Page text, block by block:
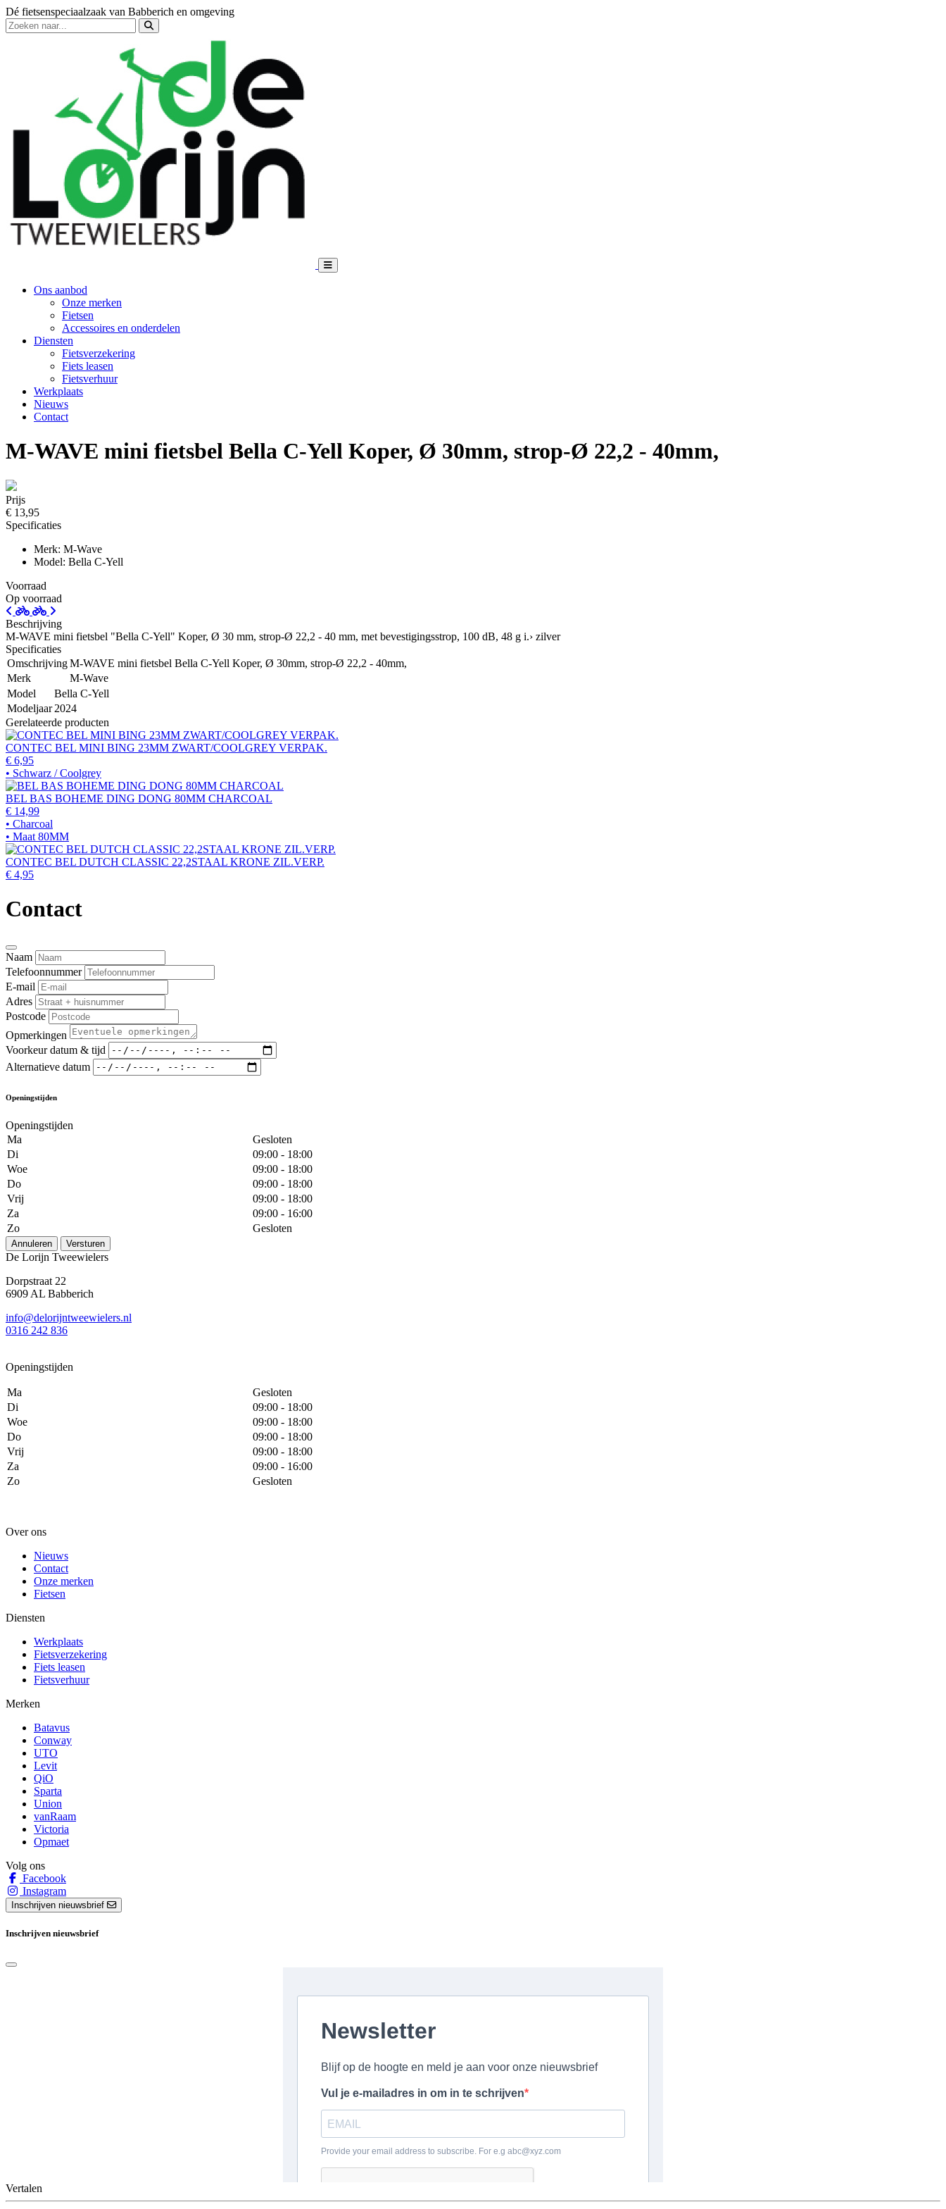
Dé fietsenspeciaalzaak van Babberich en omgeving
Ons aanbod
Onze merken
Fietsen
Accessoires en onderdelen
Diensten
Fietsverzekering
Fiets leasen
Fietsverhuur
Werkplaats
Nieuws
Contact
M-WAVE mini fietsbel Bella C-Yell Koper, Ø 30mm, strop-Ø 22,2 - 40mm,
Prijs
€ 13,95
Specificaties
Merk: M-Wave
Model: Bella C-Yell
Voorraad
Op voorraad
Beschrijving
M-WAVE mini fietsbel "Bella C-Yell" Koper, Ø 30 mm, strop-Ø 22,2 - 40 mm, met bevestigingsstrop, 100 dB, 48 g i.› zilver
Specificaties
OmschrijvingM-WAVE mini fietsbel Bella C-Yell Koper, Ø 30mm, strop-Ø 22,2 - 40mm,
Merk
M-Wave
Model
Bella C-Yell
Modeljaar 2024
Gerelateerde producten
CONTEC BEL MINI BING 23MM ZWART/COOLGREY VERPAK.
€ 6,95
• Schwarz / Coolgrey
BEL BAS BOHEME DING DONG 80MM CHARCOAL
€ 14,99
• Charcoal
• Maat 80MM
CONTEC BEL DUTCH CLASSIC 22,2STAAL KRONE ZIL.VERP.
€ 4,95
Contact
Naam
Telefoonnummer
E-mail
Adres
Postcode
Opmerkingen
Voorkeur datum & tijd
Alternatieve datum
Openingstijden
Openingstijden
Ma
Gesloten
Di
09:00 - 18:00
Woe
09:00 - 18:00
Do
09:00 - 18:00
Vrij
09:00 - 18:00
Za
09:00 - 16:00
Zo
Gesloten
Annuleren Versturen
De Lorijn Tweewielers
Dorpstraat 22
6909 AL Babberich
info@delorijntweewielers.nl
0316 242 836
Openingstijden
Ma
Gesloten
Di
09:00 - 18:00
Woe
09:00 - 18:00
Do
09:00 - 18:00
Vrij
09:00 - 18:00
Za
09:00 - 16:00
Zo
Gesloten
Over ons
Nieuws
Contact
Onze merken
Fietsen
Diensten
Werkplaats
Fietsverzekering
Fiets leasen
Fietsverhuur
Merken
Batavus
Conway
UTO
Levit
QiO
Sparta
Union
vanRaam
Victoria
Opmaet
Volg ons
Facebook
Instagram
Inschrijven nieuwsbrief
Inschrijven nieuwsbrief
Vertalen